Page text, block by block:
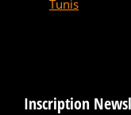
Tunis
Inscription